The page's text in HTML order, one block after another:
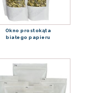
Okno prostokąta
białego papieru